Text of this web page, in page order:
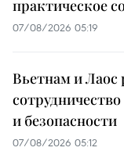
практическое
07/08/2026 05:19
Вьетнам и
и безопасности
07/08/2026 05:12